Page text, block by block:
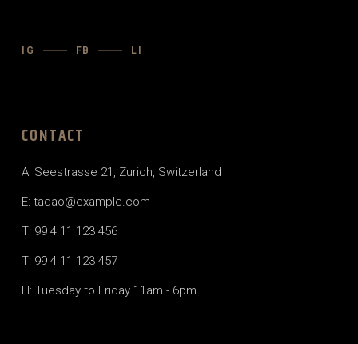
IG FB LI
CONTACT
A: Seestrasse 21, Zurich, Switzerland
E: tadao@example.com
T: 99 4 11 123 456
T: 99 4 11 123 457
H: Tuesday to Friday 11am - 6pm